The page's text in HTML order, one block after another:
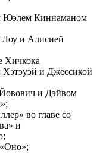
Юэлем Киннаманом
Лоу и Алисией
Хичкока
и Джессикой
и Дэйвом
во главе со
и